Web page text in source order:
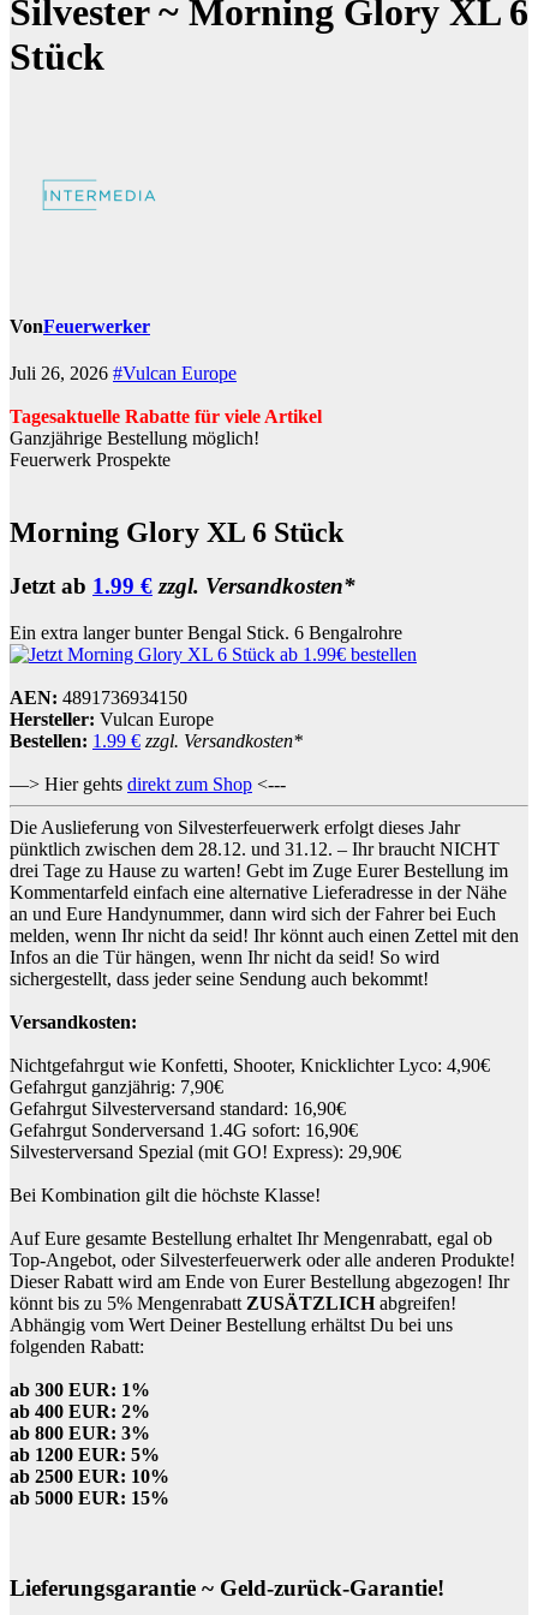
Silvester ~ Morning Glory XL 6
Stück
VonFeuerwerker
Juli 26, 2026 #Vulcan Europe
Tagesaktuelle Rabatte für viele Artikel
Ganzjährige Bestellung möglich!
Feuerwerk Prospekte
Morning Glory XL 6 Stück
Jetzt ab 1.99 € zzgl. Versandkosten*
Ein extra langer bunter Bengal Stick. 6 Bengalrohre
AEN: 4891736934150
Hersteller: Vulcan Europe
Bestellen: 1.99 € zzgl. Versandkosten*
—> Hier gehts direkt zum Shop <---
Die Auslieferung von Silvesterfeuerwerk erfolgt dieses Jahr
pünktlich zwischen dem 28.12. und 31.12. – Ihr braucht NICHT
drei Tage zu Hause zu warten! Gebt im Zuge Eurer Bestellung im
Kommentarfeld einfach eine alternative Lieferadresse in der Nähe
an und Eure Handynummer, dann wird sich der Fahrer bei Euch
melden, wenn Ihr nicht da seid! Ihr könnt auch einen Zettel mit den
Infos an die Tür hängen, wenn Ihr nicht da seid! So wird
sichergestellt, dass jeder seine Sendung auch bekommt!
Versandkosten:
Nichtgefahrgut wie Konfetti, Shooter, Knicklichter Lyco: 4,90€
Gefahrgut ganzjährig: 7,90€
Gefahrgut Silvesterversand standard: 16,90€
Gefahrgut Sonderversand 1.4G sofort: 16,90€
Silvesterversand Spezial (mit GO! Express): 29,90€
Bei Kombination gilt die höchste Klasse!
Auf Eure gesamte Bestellung erhaltet Ihr Mengenrabatt, egal ob
Top-Angebot, oder Silvesterfeuerwerk oder alle anderen Produkte!
Dieser Rabatt wird am Ende von Eurer Bestellung abgezogen! Ihr
könnt bis zu 5% Mengenrabatt ZUSÄTZLICHabgreifen!
Abhängig vom Wert Deiner Bestellung erhältst Du bei uns
folgenden Rabatt:
ab 300 EUR: 1%
ab 400 EUR: 2%
ab 800 EUR: 3%
ab 1200 EUR: 5%
ab 2500 EUR: 10%
ab 5000 EUR: 15%
Lieferungsgarantie ~ Geld-zurück-Garantie!